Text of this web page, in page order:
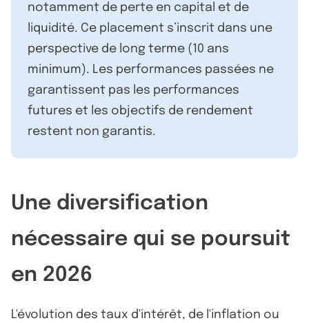
notamment de perte en capital et de
liquidité. Ce placement s’inscrit dans une
perspective de long terme (10 ans
minimum). Les performances passées ne
garantissent pas les performances
futures et les objectifs de rendement
restent non garantis.
Une diversification
nécessaire qui se poursuit
en 2026
L'évolution des taux d'intérêt, de l'inflation ou